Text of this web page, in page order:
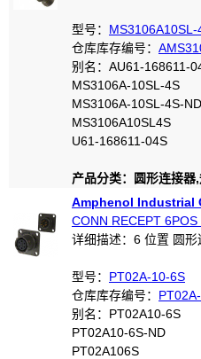
型号： MS3106A10SL-
仓库库存编号：
别名：AU61-168611-
MS3106A-10SL-4S
MS3106A-10SL-4S-ND
MS3106A10SL4S
U61-168611-04S
产品分类：圆形连接器
Amphenol Industrial
CONN RECEPT
详细描述：6 位置 圆
型号： PT02A-10-6S
仓库库存编号：
别名：PT02A10-6S
PT02A10-6S-ND
PT02A106S